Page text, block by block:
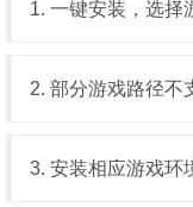
1. 一键安装，选择
2. 部分游戏路径不
3. 安装相应游戏环